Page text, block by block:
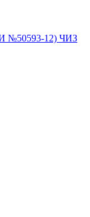
№50593-12) ЧИЗ